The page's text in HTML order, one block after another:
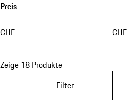
Preis
CHF CHF
Zeige 18 Produkte
Filter